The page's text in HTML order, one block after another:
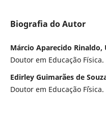
Biografia do Autor
Márcio Aparecido Rinaldo,
Doutor em Educação Física.
Edirley Guimarães de
Doutor em Educação F´ísica.